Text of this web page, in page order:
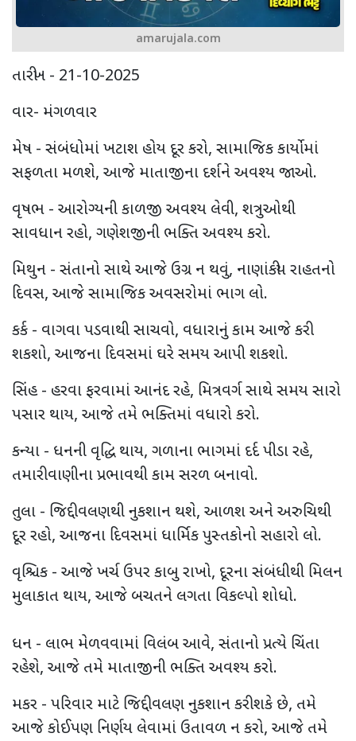
amarujala.com
તારીખ - 21-10-2025
વાર- મંગળવાર
મેષ - સંબંધોમાં ખટાશ હોય દૂર કરો, સામાજિક કાર્યોમાં
સફળતા મળશે, આજે માતાજીના દર્શને અવશ્ય જાઓ.
વૃષભ - આરોગ્યની કાળજી અવશ્ય લેવી, શત્રુઓથી
સાવધાન રહો, ગણેશજીની ભક્તિ અવશ્ય કરો.
મિથુન - સંતાનો સાથે આજે ઉગ્ર ન થવું, નાણાંકીય રાહતનો
દિવસ, આજે સામાજિક અવસરોમાં ભાગ લો.
કર્ક - વાગવા પડવાથી સાચવો, વધારાનું કામ આજે કરી
શકશો, આજના દિવસમાં ઘરે સમય આપી શકશો.
સિંહ - હરવા ફરવામાં આનંદ રહે, મિત્રવર્ગ સાથે સમય સારો
પસાર થાય, આજે તમે ભક્તિમાં વધારો કરો.
કન્યા - ધનની વૃદ્ધિ થાય, ગળાના ભાગમાં દર્દ પીડા રહે,
તમારી વાણીના પ્રભાવથી કામ સરળ બનાવો.
તુલા - જિદ્દી વલણથી નુકશાન થશે, આળશ અને અરુચિથી
દૂર રહો, આજના દિવસમાં ધાર્મિક પુસ્તકોનો સહારો લો.
વૃશ્ચિક - આજે ખર્ચ ઉપર કાબુ રાખો, દૂરના સંબંધીથી મિલન
મુલાકાત થાય, આજે બચતને લગતા વિકલ્પો શોધો.
ધન - લાભ મેળવવામાં વિલંબ આવે, સંતાનો પ્રત્યે ચિંતા
રહેશે, આજે તમે માતાજીની ભક્તિ અવશ્ય કરો.
મકર - પરિવાર માટે જિદ્દી વલણ નુકશાન કરી શકે છે, તમે
આજે કોઈપણ નિર્ણય લેવામાં ઉતાવળ ન કરો, આજે તમે